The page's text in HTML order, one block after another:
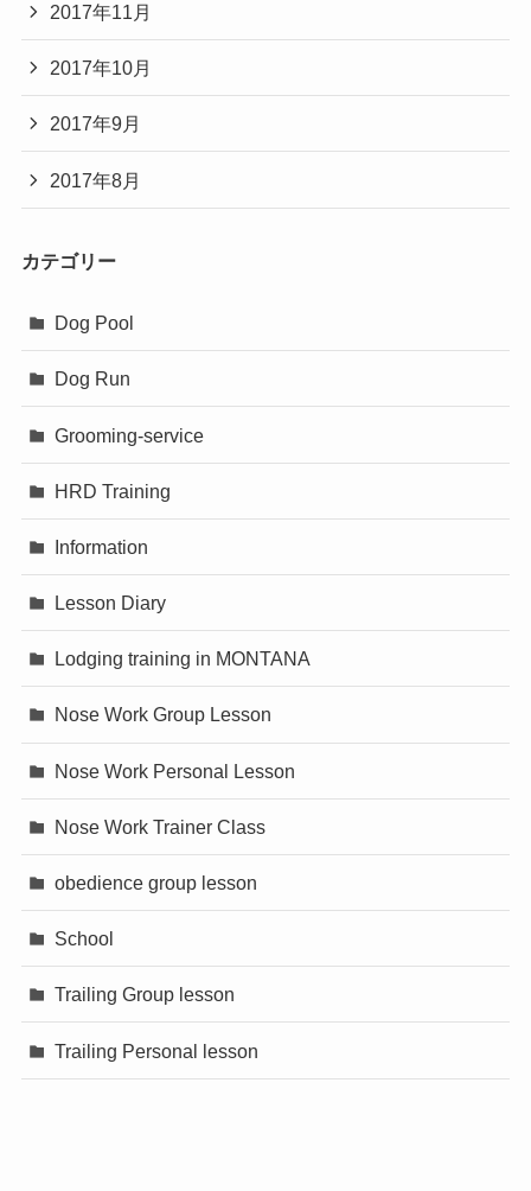
2017年11月
2017年10月
2017年9月
2017年8月
カテゴリー
Dog Pool
Dog Run
Grooming-service
HRD Training
Information
Lesson Diary
Lodging training in MONTANA
Nose Work Group Lesson
Nose Work Personal Lesson
Nose Work Trainer Class
obedience group lesson
School
Trailing Group lesson
Trailing Personal lesson